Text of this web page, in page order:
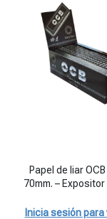
Papel de liar OCB
Papel de liar
70mm. –
Inicia sesión para